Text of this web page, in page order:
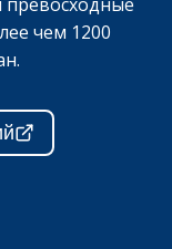
чем 1200